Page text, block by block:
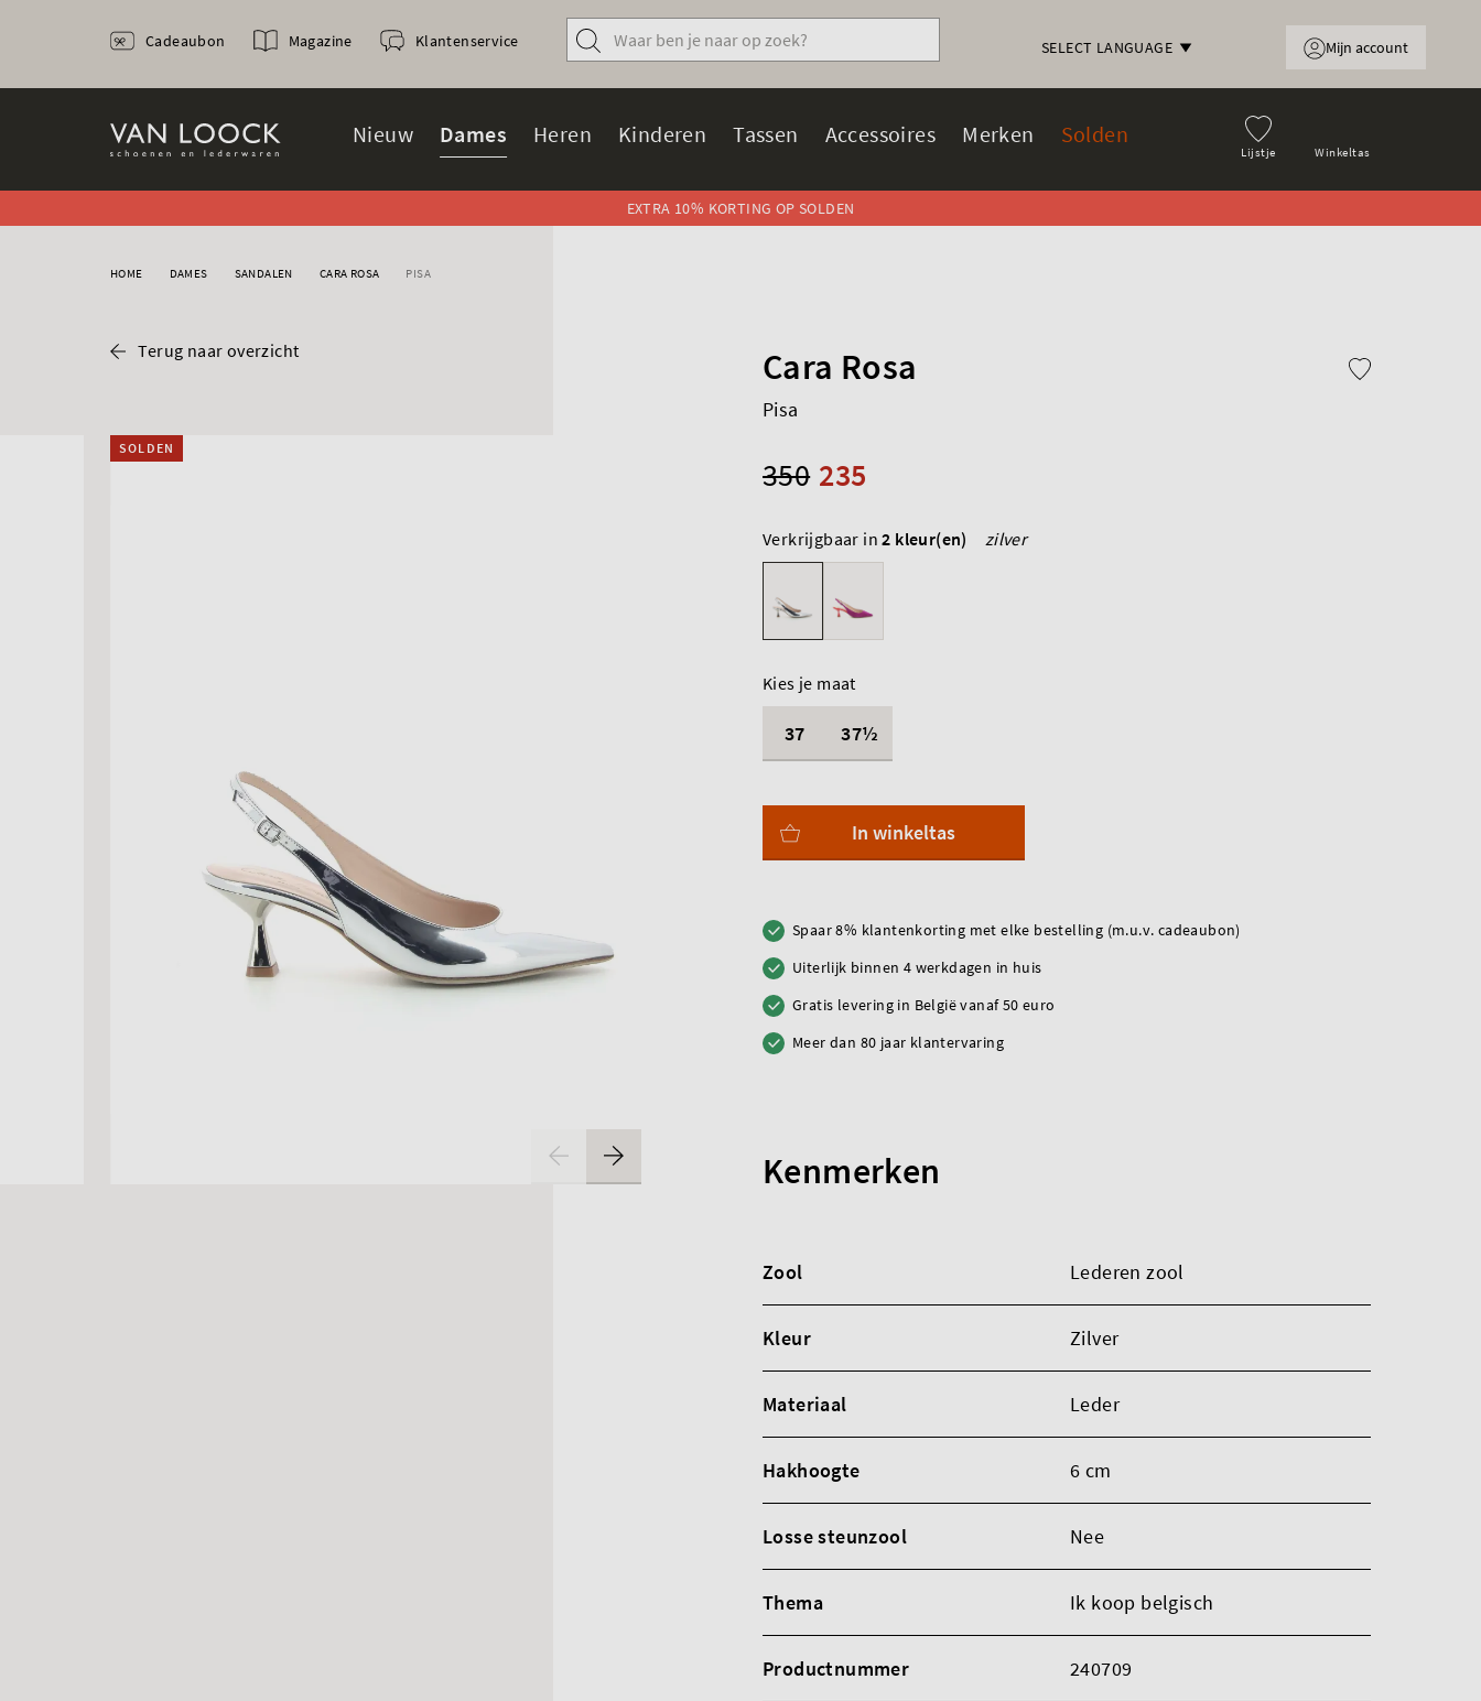
SELECT LANGUAGE
Lijstje Winkeltas
Nieuw Dames Heren Kinderen Tassen Accessoires Merken Solden
Cadeaubon Magazine Klantenservice Mijn account
EXTRA 10% KORTING OP SOLDEN
HOME DAMES SANDALEN CARA ROSA PISA
Terug naar overzicht
SOLDEN
Cara Rosa
Pisa
235
350
Verkrijgbaar in2 kleur(en) zilver
Kies je maat
37 37½
In winkeltas
Spaar 8% klantenkorting met elke bestelling (m.u.v. cadeaubon)
Uiterlijk binnen 4 werkdagen in huis
Gratis levering in België vanaf 50 euro
Meer dan 80 jaar klantervaring
Kenmerken
Zool Lederen zool
Kleur Zilver
Materiaal Leder
Hakhoogte 6 cm
Losse steunzool Nee
Thema Ik koop belgisch
Productnummer 240709